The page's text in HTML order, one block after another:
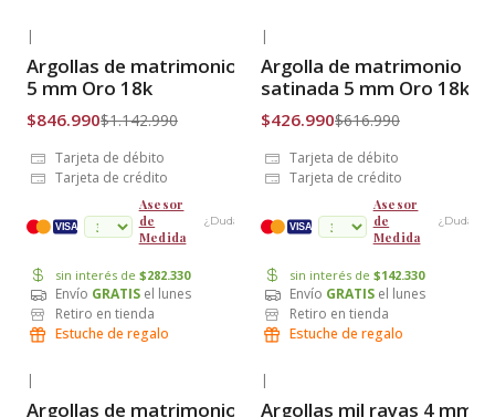
Envío Gratis
|
Argollas de matrimonio satin
5 mm Oro 18k
$846.990$1.142.990
Tarjeta de débito
Tarjeta de crédito
VISA
Asesor
de
Medida
¿Dudas? cuotas
sin interés de $282.330
Envío GRATIS el lunes
Retiro en tienda
Estuche de regalo
Envío Gratis
|
Argolla de matrimonio
satinada 5 mm Oro 18k
$426.990$616.990
Tarjeta de débito
Tarjeta de crédito
VISA
Asesor
de
Medida
¿Dudas?
sin interés de $142.330
Envío GRATIS el lunes
Retiro en tienda
Estuche de regalo
|
Argollas de matrimonio
|
Argollas mil rayas 4 mm